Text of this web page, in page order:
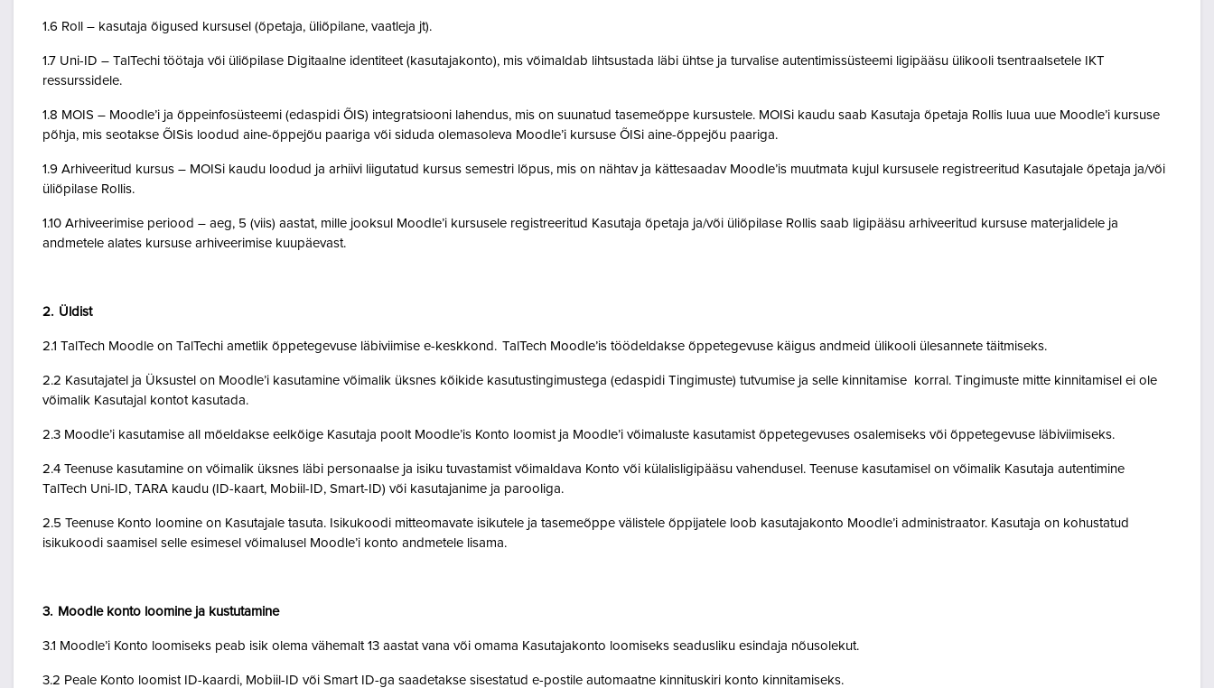
1.6 Roll – kasutaja õigused kursusel (õpetaja, üliõpilane, vaatleja jt).
1.7 Uni-ID – TalTechi töötaja või üliõpilase Digitaalne identiteet (kasutajakonto), mis võimaldab lihtsustada läbi ühtse ja turvalise autentimissüsteemi ligipääsu ülikooli tsentraalsetele IKT
ressurssidele.
1.8 MOIS – Moodle’i ja õppeinfosüsteemi (edaspidi ÕIS) integratsiooni lahendus, mis on suunatud tasemeõppe kursustele. MOISi kaudu saab Kasutaja õpetaja Rollis luua uue Moodle’i kursuse
põhja, mis seotakse ÕISis loodud aine-õppejõu paariga või siduda olemasoleva Moodle’i kursuse ÕISi aine-õppejõu paariga.
1.9 Arhiveeritud kursus – MOISi kaudu loodud ja arhiivi liigutatud kursus semestri lõpus, mis on nähtav ja kättesaadav Moodle’is muutmata kujul kursusele registreeritud Kasutajale õpetaja ja/või
üliõpilase Rollis.
1.10 Arhiveerimise periood – aeg, 5 (viis) aastat, mille jooksul Moodle’i kursusele registreeritud Kasutaja õpetaja ja/või üliõpilase Rollis saab ligipääsu arhiveeritud kursuse materjalidele ja
andmetele alates kursuse arhiveerimise kuupäevast.
2. Üldist
2.1 TalTech Moodle on TalTechi ametlik õppetegevuse läbiviimise e-keskkond. TalTech Moodle’is töödeldakse õppetegevuse käigus andmeid ülikooli ülesannete täitmiseks.
2.2 Kasutajatel ja Üksustel on Moodle’i kasutamine võimalik üksnes kõikide kasutustingimustega (edaspidi Tingimuste) tutvumise ja selle kinnitamise korral. Tingimuste mitte kinnitamisel ei ole
võimalik Kasutajal kontot kasutada.
2.3 Moodle’i kasutamise all mõeldakse eelkõige Kasutaja poolt Moodle’is Konto loomist ja Moodle’i võimaluste kasutamist õppetegevuses osalemiseks või õppetegevuse läbiviimiseks.
2.4 Teenuse kasutamine on võimalik üksnes läbi personaalse ja isiku tuvastamist võimaldava Konto või külalisligipääsu vahendusel. Teenuse kasutamisel on võimalik Kasutaja autentimine
TalTech Uni-ID, TARA kaudu (ID-kaart, Mobiil-ID, Smart-ID) või kasutajanime ja parooliga.
2.5 Teenuse Konto loomine on Kasutajale tasuta. Isikukoodi mitteomavate isikutele ja tasemeõppe välistele õppijatele loob kasutajakonto Moodle’i administraator. Kasutaja on kohustatud
isikukoodi saamisel selle esimesel võimalusel Moodle’i konto andmetele lisama.
3. Moodle konto loomine ja kustutamine
3.1 Moodle’i Konto loomiseks peab isik olema vähemalt 13 aastat vana või omama Kasutajakonto loomiseks seadusliku esindaja nõusolekut.
3.2 Peale Konto loomist ID-kaardi, Mobiil-ID või Smart ID-ga saadetakse sisestatud e-postile automaatne kinnituskiri konto kinnitamiseks.